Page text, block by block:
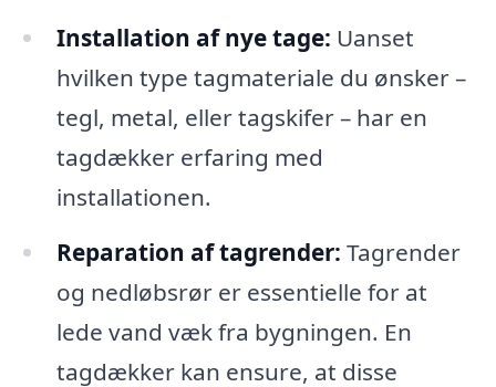
Installation af nye tage: Uanset
hvilken type tagmateriale du ønsker –
tegl, metal, eller tagskifer – har en
tagdækker erfaring med
installationen.
Reparation af tagrender: Tagrender
og nedløbsrør er essentielle for at
lede vand væk fra bygningen. En
tagdækker kan ensure, at disse